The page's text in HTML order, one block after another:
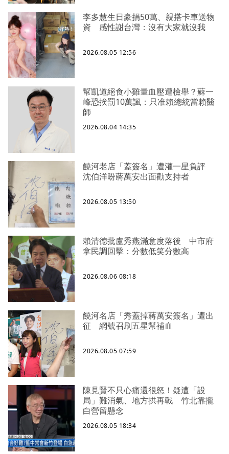
李多慧生日豪捐50萬、親搭卡車送物
資 感性謝台灣：沒有大家就沒我
2026.08.05 12:56
幫凱道絕食小雞量血壓遭檢舉？蘇一
峰恐挨罰10萬諷：只准賴總統當賴醫
師
2026.08.04 14:35
饒河老店「蓋簽名」遭灌一星負評
沈伯洋盼蔣萬安出面勸支持者
2026.08.05 13:50
賴清德批盧秀燕滿意度落後 中市府
拿民調回擊：分數低笑分數高
2026.08.06 08:18
饒河名店「秀蓋掉蔣萬安簽名」遭出
征 網號召刷五星幫補血
2026.08.05 07:59
陳見賢不只心痛還很怒！疑遭「設
局」難消氣、地方拱再戰 竹北靠攏
白營留懸念
2026.08.05 18:34